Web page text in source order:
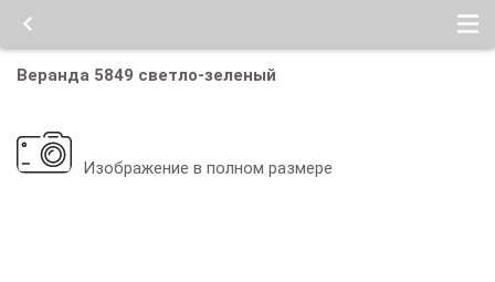
Веранда 5849 светло-зеленый
Изображение в полном размере